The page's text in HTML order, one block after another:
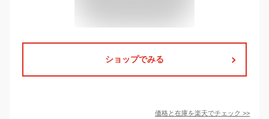
ショップでみる
価格と在庫を楽天でチェック >>